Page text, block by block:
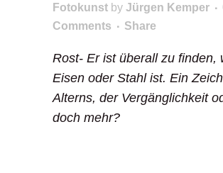
Fotokunst by Jürgen Kemper
Comments
Share
Rost- Er ist überall zu finden,
Eisen oder Stahl ist. Ein
Alterns, der Vergänglichkeit
doch mehr?